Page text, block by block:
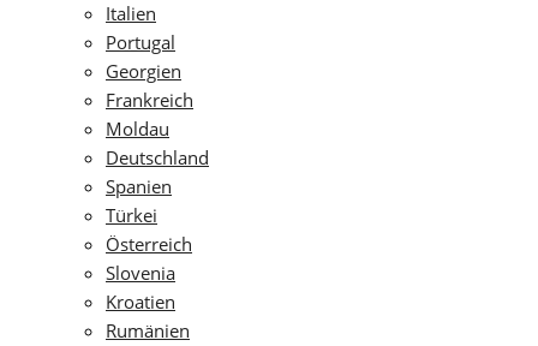
Italien
Portugal
Georgien
Frankreich
Moldau
Deutschland
Spanien
Türkei
Österreich
Slovenia
Kroatien
Rumänien